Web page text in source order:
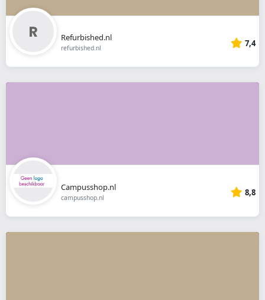
Refurbished.nl
refurbished.nl 7,4
Campusshop.nl
campusshop.nl 8,8